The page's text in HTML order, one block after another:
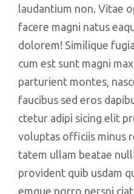
laudantium non. Vitae
facere magni natus
dolorem! Similique
cum est sunt magni
parturient montes,
faucibus sed eros
ctetur adipi sicing elit
voluptas officiis minus
tatem ullam beatae
provident quib usdam
emque porro perspi